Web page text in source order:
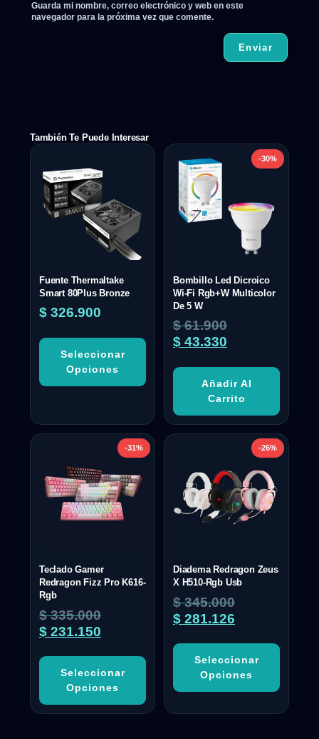
Guarda mi nombre, correo electrónico y web en este
navegador para la próxima vez que comente.
También Te Puede Interesar
Fuente Thermaltake
Smart 80Plus Bronze
$ 326.900
Seleccionar
Opciones
-30%
Bombillo Led Dicroico
Wi-Fi Rgb+W Multicolor
De 5 W
$61.900
$ 43.330
Añadir Al
Carrito
-31%
Teclado Gamer
Redragon Fizz Pro K616-
Rgb
$335.000
$ 231.150
Seleccionar
Opciones
-26%
Diadema Redragon Zeus
X H510-Rgb Usb
$345.000
$ 281.126
Seleccionar
Opciones